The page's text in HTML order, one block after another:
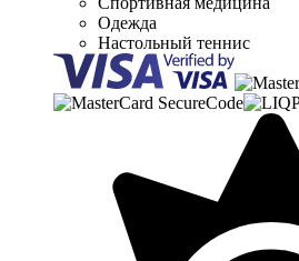
Одежда
Настольный теннис